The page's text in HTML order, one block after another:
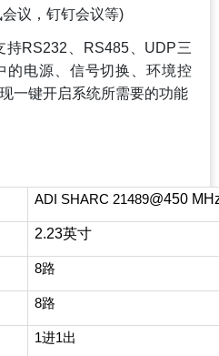
议，钉钉会议等)
持RS232、RS485、UDP三
的电源、信号切换、环境控
一键开启系统所需要的功能
ADI SHARC 21489@450
2.23英寸
8路
8路
1进1出